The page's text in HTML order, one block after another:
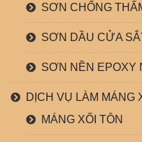
SƠN CHỐNG
SƠN DẦU CỬA
SƠN NỀN EPOXY
DỊCH VỤ LÀM MÁNG
MÁNG XỐI TÔN